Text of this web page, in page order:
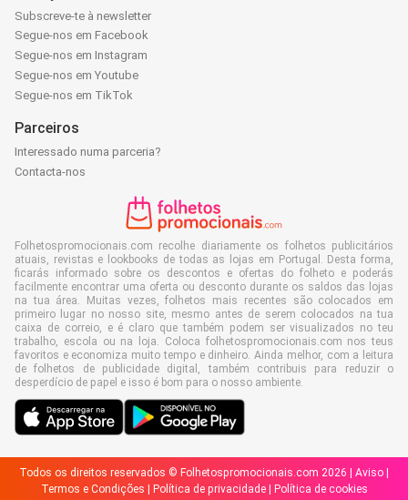
Subscreve-te à newsletter
Segue-nos em Facebook
Segue-nos em Instagram
Segue-nos em Youtube
Segue-nos em TikTok
Parceiros
Interessado numa parceria?
Contacta-nos
Folhetospromocionais.com recolhe diariamente os folhetos publicitários
atuais, revistas e lookbooks de todas as lojas em Portugal. Desta forma,
ficarás informado sobre os descontos e ofertas do folheto e poderás
facilmente encontrar uma oferta ou desconto durante os saldos das lojas
na tua área. Muitas vezes, folhetos mais recentes são colocados em
primeiro lugar no nosso site, mesmo antes de serem colocados na tua
caixa de correio, e é claro que também podem ser visualizados no teu
trabalho, escola ou na loja. Coloca folhetospromocionais.com nos teus
favoritos e economiza muito tempo e dinheiro. Ainda melhor, com a leitura
de folhetos de publicidade digital, também contribuis para reduzir o
desperdício de papel e isso é bom para o nosso ambiente.
Todos os direitos reservados © Folhetospromocionais.com 2026 | Aviso
Termos e Condições
Política de privacidade| Política de cookies